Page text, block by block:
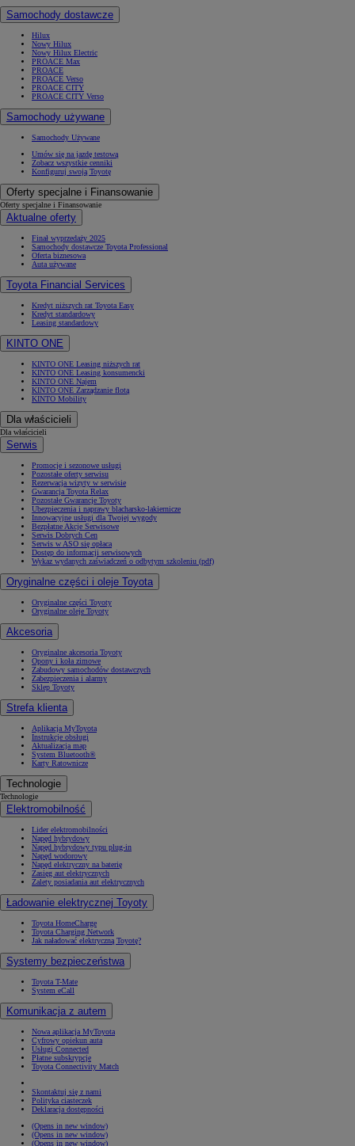
Samochody dostawcze
Hilux
Nowy Hilux
Nowy Hilux Electric
PROACE Max
PROACE
PROACE Verso
PROACE CITY
PROACE CITY Verso
Samochody używane
Samochody Używane
Umów się na jazdę testową
Zobacz wszystkie cenniki
Konfiguruj swoją Toyotę
Oferty specjalne i Finansowanie
Oferty specjalne i Finansowanie
Aktualne oferty
Finał wyprzedaży 2025
Samochody dostawcze Toyota Professional
Oferta biznesowa
Auta używane
Toyota Financial Services
Kredyt niższych rat Toyota Easy
Kredyt standardowy
Leasing standardowy
KINTO ONE
KINTO ONE Leasing niższych rat
KINTO ONE Leasing konsumencki
KINTO ONE Najem
KINTO ONE Zarządzanie flotą
KINTO Mobility
Dla właścicieli
Dla właścicieli
Serwis
Promocje i sezonowe usługi
Pozostałe oferty serwisu
Rezerwacja wizyty w serwisie
Gwarancja Toyota Relax
Pozostałe Gwarancje Toyoty
Ubezpieczenia i naprawy blacharsko-lakiernicze
Innowacyjne usługi dla Twojej wygody
Bezpłatne Akcje Serwisowe
Serwis Dobrych Cen
Serwis w ASO się opłaca
Dostęp do informacji serwisowych
Wykaz wydanych zaświadczeń o odbytym szkoleniu (pdf)
Oryginalne części i oleje Toyota
Oryginalne części Toyoty
Oryginalne oleje Toyoty
Akcesoria
Oryginalne akcesoria Toyoty
Opony i koła zimowe
Zabudowy samochodów dostawczych
Zabezpieczenia i alarmy
Sklep Toyoty
Strefa klienta
Aplikacja MyToyota
Instrukcje obsługi
Aktualizacja map
System Bluetooth®
Karty Ratownicze
Technologie
Technologie
Elektromobilność
Lider elektromobilności
Napęd hybrydowy
Napęd hybrydowy typu plug-in
Napęd wodorowy
Napęd elektryczny na baterię
Zasięg aut elektrycznych
Zalety posiadania aut elektrycznych
Ładowanie elektrycznej Toyoty
Toyota HomeCharge
Toyota Charging Network
Jak naładować elektryczną Toyotę?
Systemy bezpieczeństwa
Toyota T-Mate
System eCall
Komunikacja z autem
Nowa aplikacja MyToyota
Cyfrowy opiekun auta
Usługi Connected
Płatne subskrypcje
Toyota Connectivity Match
Skontaktuj się z nami
Polityka ciasteczek
Deklaracja dostępności
(Opens in new window)
(Opens in new window)
(Opens in new window)